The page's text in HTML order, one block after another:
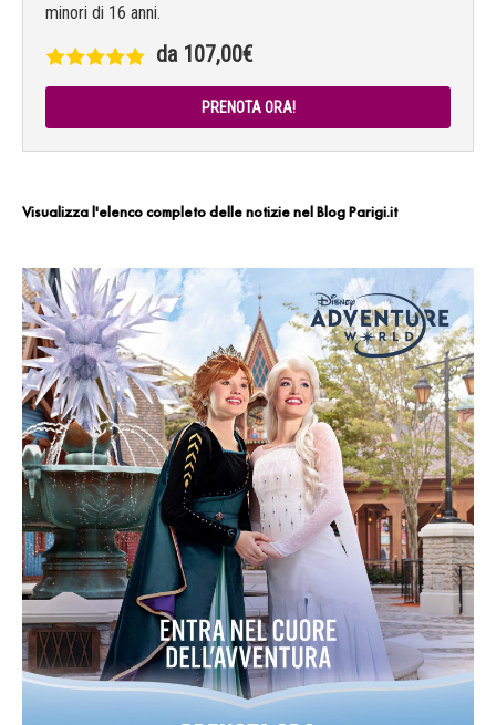
minori di 16 anni.
da 107,00€
PRENOTA ORA!
Visualizza l'elenco completo delle notizie nel Blog Parigi.it